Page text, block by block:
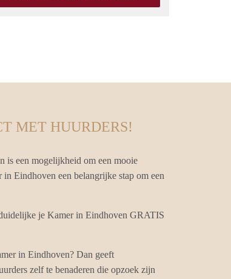
MET HUURDERS!
is een mogelijkheid om een mooie
Eindhoven een belangrijke stap om een
je Kamer in Eindhoven GRATIS
in Eindhoven? Dan geeft
zelf te benaderen die opzoek zijn